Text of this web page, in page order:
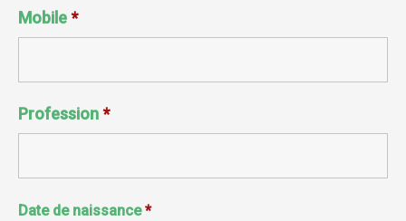
Mobile*
Profession*
Date de naissance*